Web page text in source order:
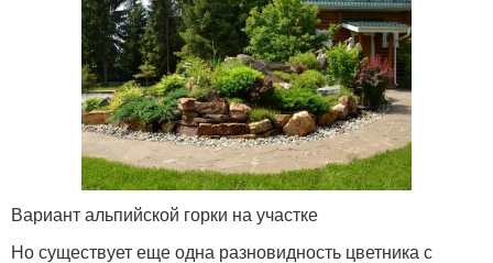
Вариант альпийской горки на участке
Но существует еще одна разновидность цветника с